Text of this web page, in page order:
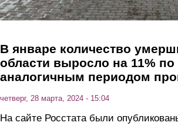
В январе количество
области выросло на 11%
аналогичным периодом
четверг, 28 марта, 2024 - 15:04
На сайте Росстата были